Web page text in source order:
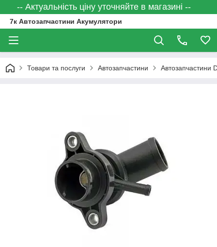
-- Актуальність ціну уточняйте в магазині --
7к Автозапчастини Акумулятори
Товари та послуги Автозапчастини Автозапчастини